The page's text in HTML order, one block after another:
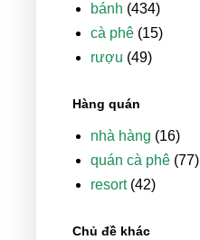
bánh (434)
cà phê (15)
rượu (49)
Hàng quán
nhà hàng (16)
quán cà phê (77)
resort (42)
Chủ đề khác